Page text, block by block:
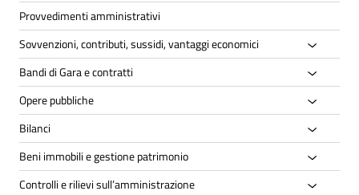
Provvedimenti amministrativi
Sovvenzioni, contributi, sussidi, vantaggi economici
Bandi di Gara e contratti
Opere pubbliche
Bilanci
Beni immobili e gestione patrimonio
Controlli e rilievi sull’amministrazione